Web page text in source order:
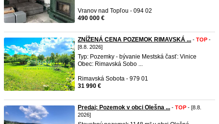
Vranov nad Topľou - 094 02
490 000 €
ZNÍŽENÁ CENA POZEMOK RIMAVSKÁ ... - TOP -
[8.8. 2026]
Typ: Pozemky - bývanie Mestská časť: Vinice
Obec: Rimavská Sobo ...
Rimavská Sobota - 979 01
31 990 €
Predaj: Pozemok v obci Olešna ... - TOP - [8.8.
2026]